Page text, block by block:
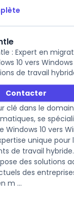
: Expert en
10 vers Windows
de travail
et sécurité
Contacter
clé dans le
se
10 vers
unique pour
de travail
des solutions
des
m ...